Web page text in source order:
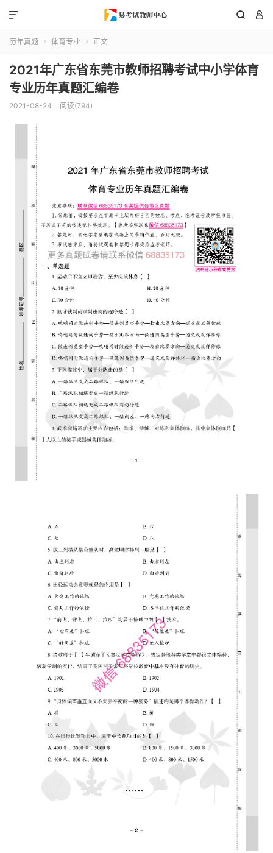
 

历年真题  体育专业  正文
2021年广东省东莞市教师招聘考试中小学体育
专业历年真题汇编卷
2021-08-24 阅读(794)